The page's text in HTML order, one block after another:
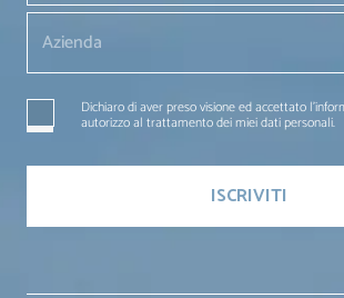
Dichiaro di aver preso visione ed accettato
autorizzo al trattamento dei miei dati personali.